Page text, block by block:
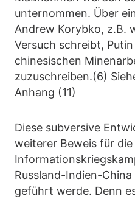
unternommen. Über
Andrew Korybko, z.B.
Versuch schreibt,
chinesischen
zuzuschreiben.(6)
Anhang (11)
Diese subversive
weiterer Beweis für
Russland-Indien-
geführt werde. Denn